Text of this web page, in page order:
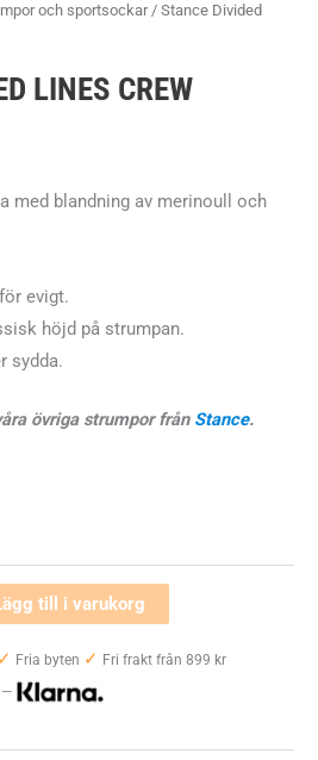
och sportsockar/ Stance Divided
LINES CREW
med blandning av merinoull och
evigt.
höjd på strumpan.
sydda.
övriga strumpor från Stance.
till i varukorg
✓ Fria byten ✓ Fri frakt från 899 kr
—